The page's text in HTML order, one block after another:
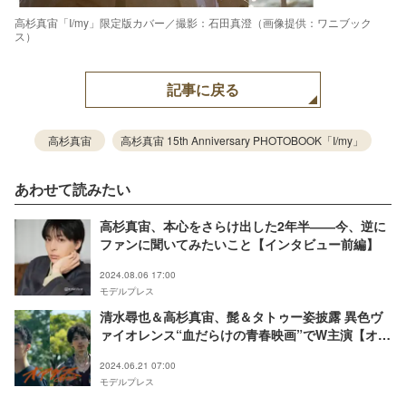
高杉真宙「I/my」限定版カバー／撮影：石田真澄（画像提供：ワニブック
ス）
記事に戻る
高杉真宙 高杉真宙 15th Anniversary PHOTOBOOK「I/my」
あわせて読みたい
高杉真宙、本心をさらけ出した2年半――今、逆に
ファンに聞いてみたいこと【インタビュー前編】
2024.08.06 17:00
モデルプレス
清水尋也＆高杉真宙、髭＆タトゥー姿披露 異色ヴ
ァイオレンス“血だらけの青春映画”でW主演【オア
2024.06.21 07:00
モデルプレス